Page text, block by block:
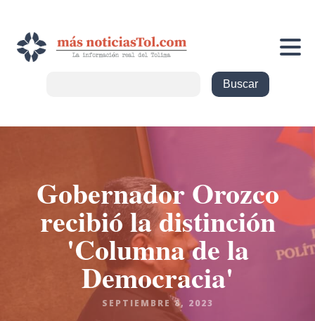
Gobernador Orozco
recibió la distinción
'Columna de la
Democracia'
SEPTIEMBRE 8, 2023